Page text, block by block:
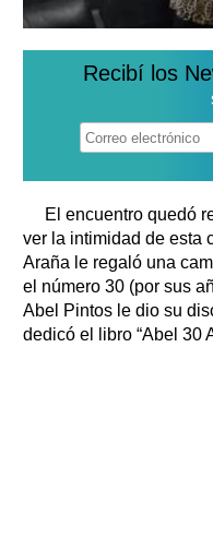
Recibí los
El encuentro quedó
ver la intimidad de esta
Araña le regaló una
el número 30 (por sus
Abel Pintos le dio su
dedicó el libro “Abel 30